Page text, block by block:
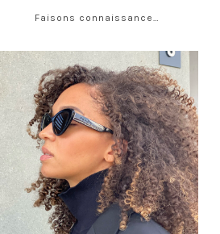
Faisons connaissance…